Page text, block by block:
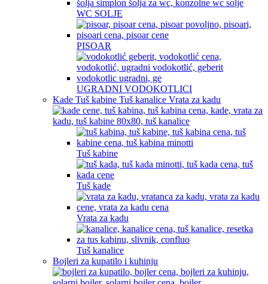
WC SOLJE
PISOAR
UGRADNI VODOKOTLICI
Kade Tuš kabine Tuš kanalice Vrata za kadu
Tuš kabine
Tuš kade
Vrata za kadu
Tuš kanalice
Bojleri za kupatilo i kuhinju